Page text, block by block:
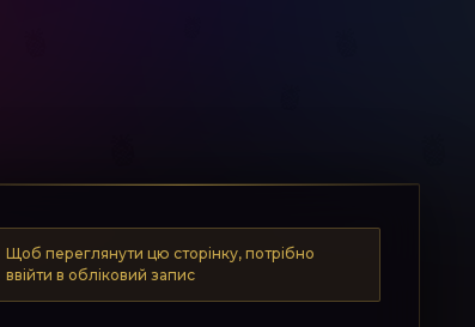
Щоб переглянути цю сторінку, потрібно
ввійти в обліковий запис